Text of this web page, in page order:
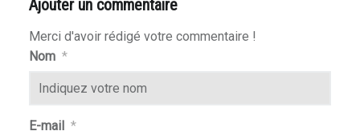
Ajouter un commentaire
Merci d'avoir rédigé votre commentaire !
Nom *
E-mail *